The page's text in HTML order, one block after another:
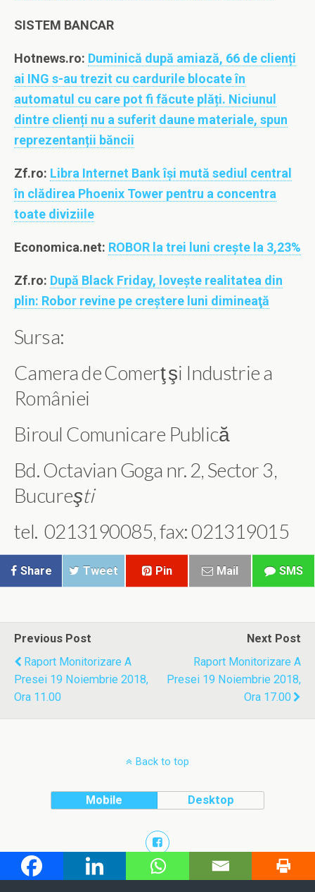
SISTEM BANCAR
Hotnews.ro: Duminică după amiază, 66 de clienți
ai ING s-au trezit cu cardurile blocate în
automatul cu care pot fi făcute plăți. Niciunul
dintre clienți nu a suferit daune materiale, spun
reprezentanții băncii
Zf.ro: Libra Internet Bank îşi mută sediul central
în clădirea Phoenix Tower pentru a concentra
toate diviziile
Economica.net: ROBOR la trei luni creşte la 3,23%
Zf.ro: După Black Friday, loveşte realitatea din
plin: Robor revine pe creştere luni dimineaţă
Sursa:
Camera de Comerţ şi Industrie a
României
Biroul Comunicare Publică
Bd. Octavian Goga nr. 2, Sector 3,
Bucureşti
tel. 0213190085, fax: 021319015
Share Tweet Pin Mail SMS
Previous Post
Raport Monitorizare A
Presei 19 Noiembrie 2018,
Ora 11.00
Next Post
Raport Monitorizare A
Presei 19 Noiembrie 2018,
Ora 17.00
Back to top
Mobile Desktop